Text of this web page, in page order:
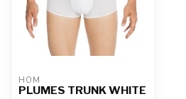
HOM
PLUMES TRUNK WHITE